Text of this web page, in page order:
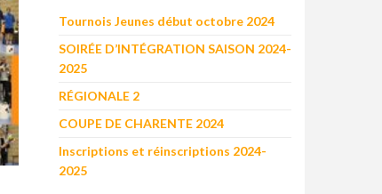
Tournois Jeunes début octobre 2024
SOIRÉE D’INTÉGRATION SAISON 2024-
2025
RÉGIONALE 2
COUPE DE CHARENTE 2024
Inscriptions et réinscriptions 2024-
2025